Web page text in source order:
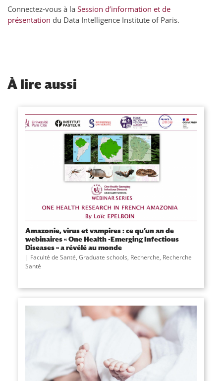
Connectez-vous à la Session d’information et de
présentation du Data Intelligence Institute of Paris.
À lire aussi
Amazonie, virus et vampires : ce qu’un an de
webinaires « One Health -Emerging Infectious
Diseases » a révélé au monde
Faculté de Santé, Graduate schools, Recherche, Recherche
Santé